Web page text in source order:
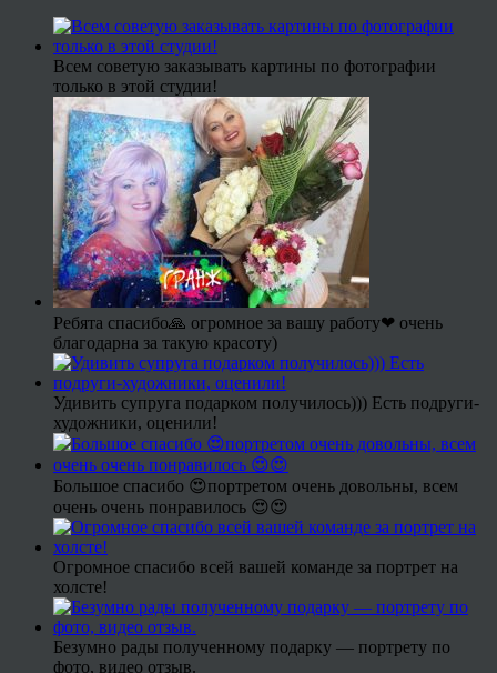
Всем советую заказывать картины по фотографии
только в этой студии!
Ребята спасибо🙏 огромное за вашу работу❤ очень
благодарна за такую красоту)
Удивить супруга подарком получилось))) Есть подруги-
художники, оценили!
Большое спасибо 😍портретом очень довольны, всем
очень очень понравилось 😍😍
Огромное спасибо всей вашей команде за портрет на
холсте!
Безумно рады полученному подарку — портрету по
фото, видео отзыв.